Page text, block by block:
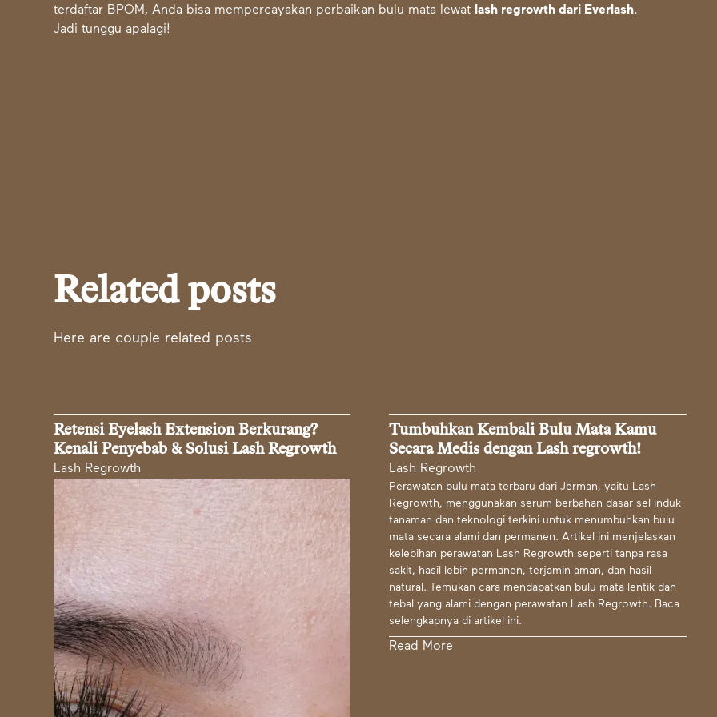
terdaftar BPOM, Anda bisa mempercayakan perbaikan bulu mata lewat lash regrowth dari Everlash.
Jadi tunggu apalagi!
Related posts
Here are couple related posts
Retensi Eyelash Extension Berkurang?
Kenali Penyebab & Solusi Lash Regrowth
Lash Regrowth
Tumbuhkan Kembali Bulu Mata Kamu
Secara Medis dengan Lash regrowth!
Lash Regrowth
Perawatan bulu mata terbaru dari Jerman, yaitu Lash
Regrowth, menggunakan serum berbahan dasar sel induk
tanaman dan teknologi terkini untuk menumbuhkan bulu
mata secara alami dan permanen. Artikel ini menjelaskan
kelebihan perawatan Lash Regrowth seperti tanpa rasa
sakit, hasil lebih permanen, terjamin aman, dan hasil
natural. Temukan cara mendapatkan bulu mata lentik dan
tebal yang alami dengan perawatan Lash Regrowth. Baca
selengkapnya di artikel ini.
Read More